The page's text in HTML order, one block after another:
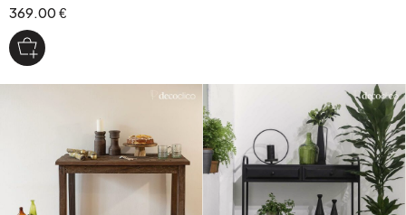
369.00 €